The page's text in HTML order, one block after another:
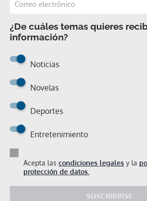
¿De cuáles temas quieres
información?
Noticias
Novelas
Deportes
Entretenimiento
Acepta las condiciones legales y la
protección de datos.
SUSCRIBIRSE